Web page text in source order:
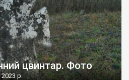
цвинтар. Фото
р.